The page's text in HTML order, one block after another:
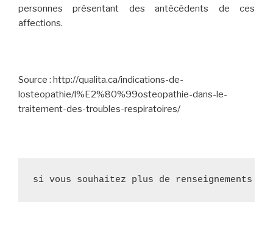
personnes présentant des antécédents de ces
affections.
Source : http://qualita.ca/indications-de-
losteopathie/l%E2%80%99osteopathie-dans-le-
traitement-des-troubles-respiratoires/
si vous souhaitez plus de renseignements :